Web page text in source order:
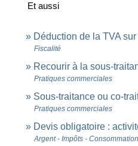
Et aussi
Déduction de la TVA
Fiscalité
Recourir à la sous-
Pratiques commerciales
Sous-traitance ou co-
Pratiques commerciales
Devis obligatoire :
Argent - Impôts - Consommation